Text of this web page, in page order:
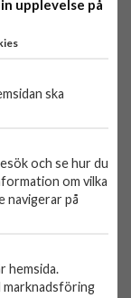
en enkel och
föremål,
saker? Tag
Watch
från det spårade
Samtidigt
i FyndMy-
objekt.
upplevelse på
ska
och se hur du
om vilka
navigerar på
hemsida.
marknadsföring